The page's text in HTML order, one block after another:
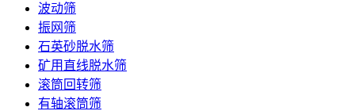
波动筛
振网筛
石英砂脱水筛
矿用直线脱水筛
滚筒回转筛
有轴滚筒筛